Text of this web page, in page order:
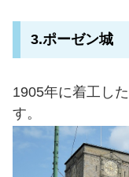
3.ポーゼン城
1905年に着工し
す。